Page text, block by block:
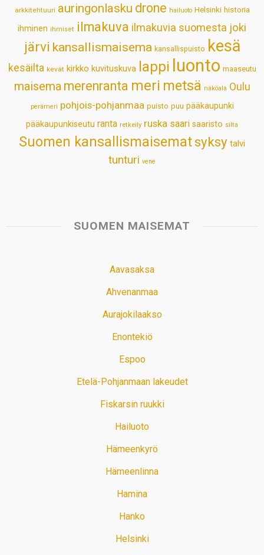
p
k
n
s
t
arkkitehtuuri auringonlasku drone hailuoto Helsinki historia
ihminen ihmiset ilmakuva ilmakuvia suomesta joki
järvi kansallismaisema kansallispuisto kesä
kesäilta kevät kirkko kuvituskuva lappi luonto maaseutu
maisema merenranta meri metsä näköala Oulu
perämeri pohjois-pohjanmaa puisto puu pääkaupunki
pääkaupunkiseutu ranta retkeily ruska saari saaristo silta
Suomen kansallismaisematsyksy talvi
tunturi vene
SUOMEN MAISEMAT
Aavasaksa
Ahvenanmaa
Aurajokilaakso
Enontekiö
Espoo
Etelä-Pohjanmaan lakeudet
Fiskarsin ruukki
Hailuoto
Hämeenkyrö
Hämeenlinna
Hamina
Hanko
Helsinki